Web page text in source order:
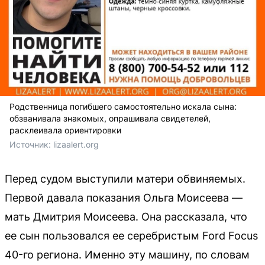
Родственница погибшего самостоятельно искала сына:
обзванивала знакомых, опрашивала свидетелей,
расклеивала ориентировки
Источник: lizaalert.org
Перед судом выступили матери обвиняемых.
Первой давала показания Ольга Моисеева —
мать Дмитрия Моисеева. Она рассказала, что
ее сын пользовался ее серебристым Ford Focus
40-го региона. Именно эту машину, по словам